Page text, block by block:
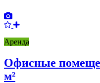
Аренда
Офисные
м²